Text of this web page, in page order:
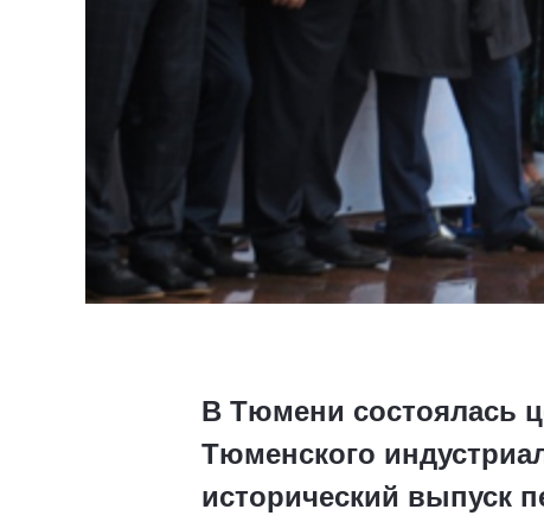
В Тюмени состоялась
Тюменского
исторический выпуск